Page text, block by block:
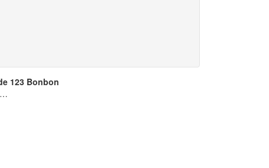
123 Bonbon